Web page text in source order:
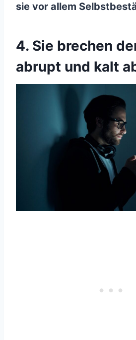
sie vor allem
4. Sie brechen
abrupt und kalt